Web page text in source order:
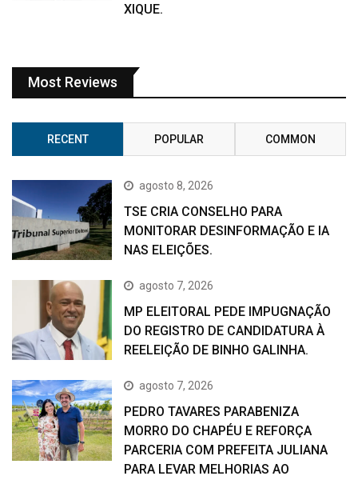
XIQUE.
Most Reviews
RECENT POPULAR COMMON
agosto 8, 2026
TSE CRIA CONSELHO PARA
MONITORAR DESINFORMAÇÃO E IA
NAS ELEIÇÕES.
agosto 7, 2026
MP ELEITORAL PEDE IMPUGNAÇÃO
DO REGISTRO DE CANDIDATURA À
REELEIÇÃO DE BINHO GALINHA.
agosto 7, 2026
PEDRO TAVARES PARABENIZA
MORRO DO CHAPÉU E REFORÇA
PARCERIA COM PREFEITA JULIANA
PARA LEVAR MELHORIAS AO